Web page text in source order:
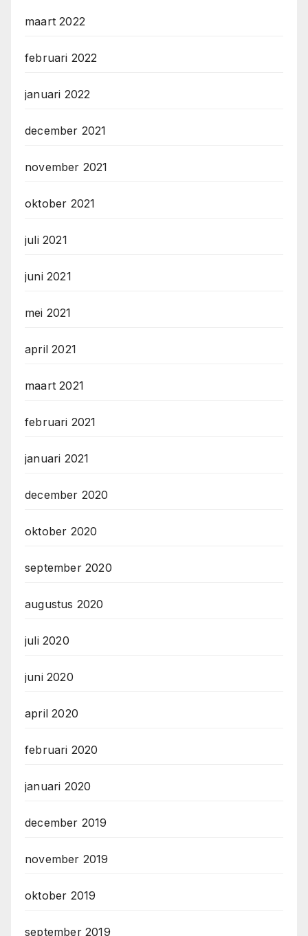
maart 2022
februari 2022
januari 2022
december 2021
november 2021
oktober 2021
juli 2021
juni 2021
mei 2021
april 2021
maart 2021
februari 2021
januari 2021
december 2020
oktober 2020
september 2020
augustus 2020
juli 2020
juni 2020
april 2020
februari 2020
januari 2020
december 2019
november 2019
oktober 2019
september 2019